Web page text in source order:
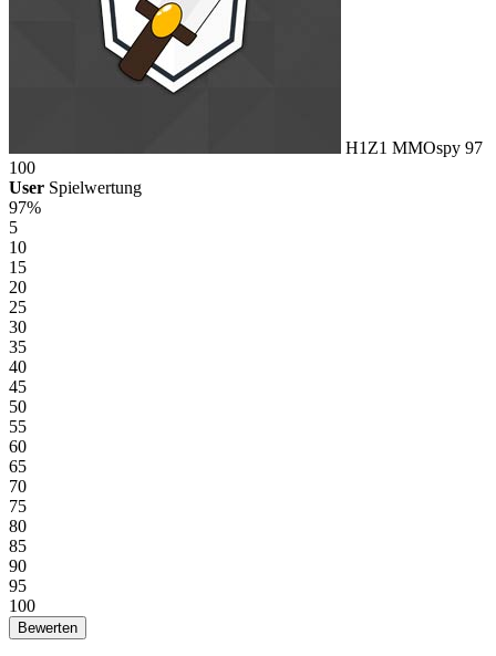
H1Z1 MMOspy 97
100
User Spielwertung
97%
5
10
15
20
25
30
35
40
45
50
55
60
65
70
75
80
85
90
95
100